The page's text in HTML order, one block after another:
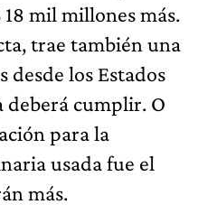
mil millones más.
trae también una
los Estados
deberá cumplir. O
para la
usada fue el
más.